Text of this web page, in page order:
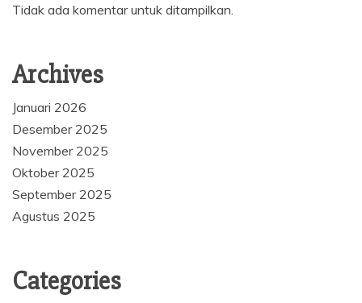
Tidak ada komentar untuk ditampilkan.
Archives
Januari 2026
Desember 2025
November 2025
Oktober 2025
September 2025
Agustus 2025
Categories